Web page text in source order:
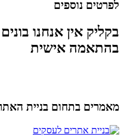
לפרטים נוספים
בקליק אין אנחנו
בהתאמה אישית
מאמרים בתחום בניית